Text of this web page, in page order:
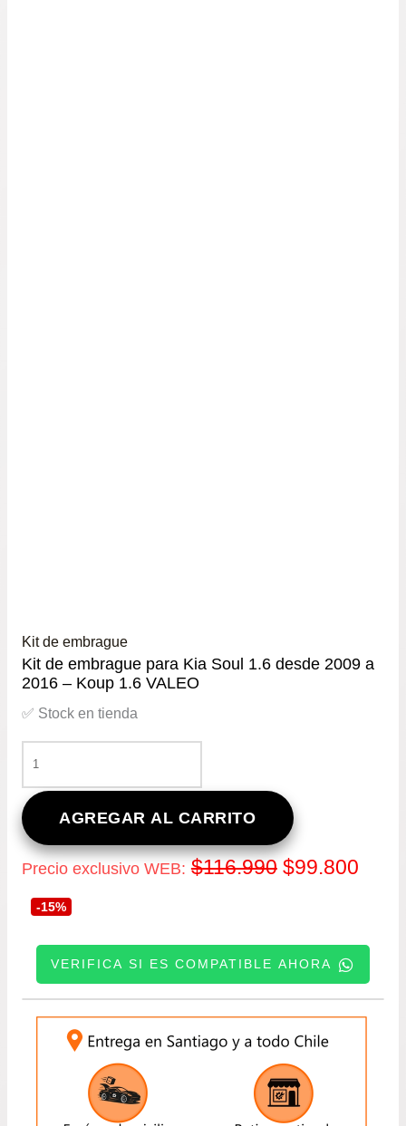
Kit de embrague
Kit de embrague para Kia Soul 1.6 desde 2009 a
2016 – Koup 1.6 VALEO
✅ Stock en tienda
DE
EMBRAGUE
PARA
KIA
SOUL
1.6
2009
2016
KOUP
CANTIDAD
AGREGAR AL CARRITO
Precio exclusivo WEB: $116.990 El
original
era:
$116.990.
$99.800El
es:
-15%
VERIFICA SI ES COMPATIBLE AHORA